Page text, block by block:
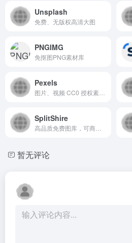
Unsplash
免费、无版权高清大图
PNGIMG
免抠图PNG素材库
Pexels
SplitShire
暂无评论